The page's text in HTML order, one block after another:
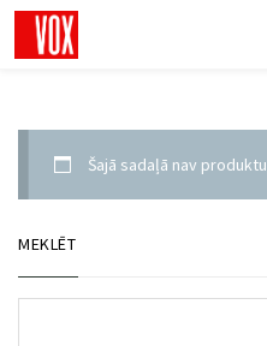
Šajā sadaļā nav produktu
MEKLĒT